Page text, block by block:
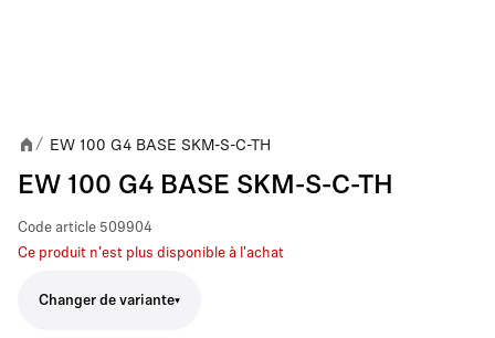
/ EW 100 G4 BASE SKM-S-C-TH
EW 100 G4 BASE SKM-S-C-TH
Code article 509904
Ce produit n'est plus disponible à l'achat
Changer de variante